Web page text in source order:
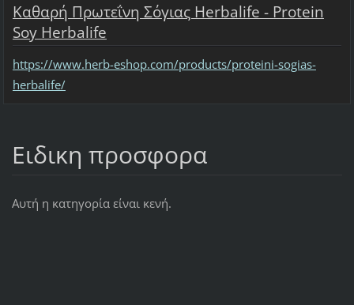
Καθαρή Πρωτεΐνη Σόγιας Herbalife - Protein
Soy Herbalife
https://www.herb-eshop.com/products/proteini-sogias-
herbalife/
Ειδικη προσφορα
Αυτή η κατηγορία είναι κενή.